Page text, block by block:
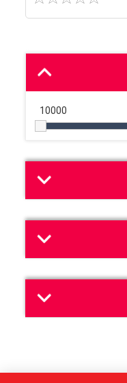
10000